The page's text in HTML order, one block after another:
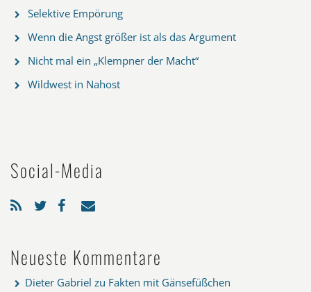
Selektive Empörung
Wenn die Angst größer ist als das Argument
Nicht mal ein „Klempner der Macht“
Wildwest in Nahost
Social-Media
Neueste Kommentare
Dieter Gabriel zu Fakten mit Gänsefüßchen